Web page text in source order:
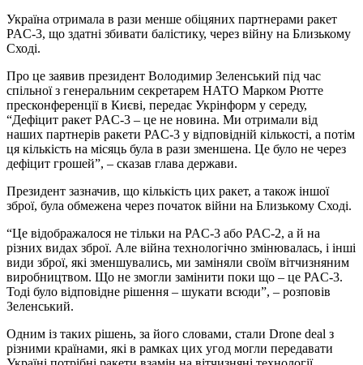
Україна отримала в рази менше обіцяних партнерами ракет
PAC-3, що здатні збивати балістику, через війну на Близькому
Сході.
Про це заявив президент Володимир Зеленський під час
спільної з генеральним секретарем НАТО Марком Рютте
пресконференції в Києві, передає Укрінформ у середу,
“Дефіцит ракет PAC-3 – це не новина. Ми отримали від
наших партнерів ракети PAC-3 у відповідній кількості, а потім
ця кількість на місяць була в рази зменшена. Це було не через
дефіцит грошей”, – сказав глава держави.
Президент зазначив, що кількість цих ракет, а також іншої
зброї, була обмежена через початок війни на Близькому Сході.
“Це відображалося не тільки на PAC-3 або PAC-2, а й на
різних видах зброї. Але війна технологічно змінювалась, і інші
види зброї, які зменшувались, ми заміняли своїм вітчизняним
виробництвом. Що не змогли замінити поки що – це PAC-3.
Тоді було відповідне рішення – шукати всюди”, – розповів
Зеленський.
Одним із таких рішень, за його словами, стали Drone deal з
різними країнами, які в рамках цих угод могли передавати